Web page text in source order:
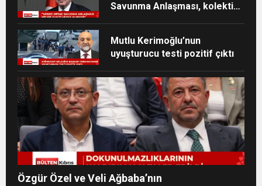
Savunma Anlaşması, kolektif
Mutlu Kerimoğlu’nun
uyuşturucu testi pozitif çıktı
Özgür Özel ve Veli Ağbaba’nın